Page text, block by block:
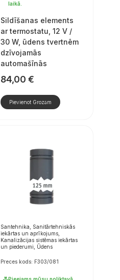
laikā.
Sildīšanas elements
ar termostatu, 12 V /
30 W, ūdens tvertnēm
dzīvojamās
automašīnās
84,00€
Pievienot Grozam
Santehnika, Sanitārtehniskās
iekārtas un aprīkojums,
Kanalizācijas sistēmas iekārtas
un piederumi, Ūdens
Preces kods: F303/081